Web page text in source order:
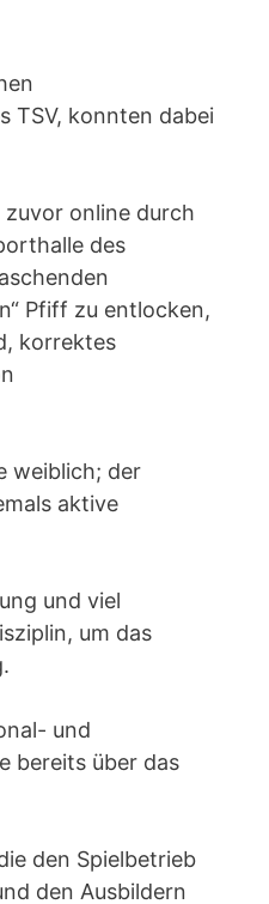
TSV, konnten dabei
online durch
des
Pfiff zu entlocken,
korrektes
weiblich; der
aktive
und viel
um das
und
bereits über das
den Spielbetrieb
den Ausbildern